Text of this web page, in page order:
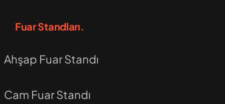
Fuar Standları.
Ahşap Fuar Standı
Cam Fuar Standı